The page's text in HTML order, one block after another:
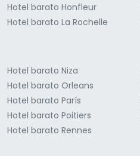
Hotel barato Honfleur
Hotel barato La Rochelle
Hotel barato Niza
Hotel barato Orleans
Hotel barato París
Hotel barato Poitiers
Hotel barato Rennes